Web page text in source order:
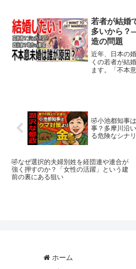
かり合い、議
駆け引きが続
若者が結婚
多いから？
造の問題
近年、日本の
くの若者が結
ます。「不本
🤣小池都知事
事？多摩川沿
る危険なシナ
🤣なぜ選択的夫婦別姓を経団連や連合が
強く押すのか？「女性の活躍」という建
前の裏にある狙い
ホーム